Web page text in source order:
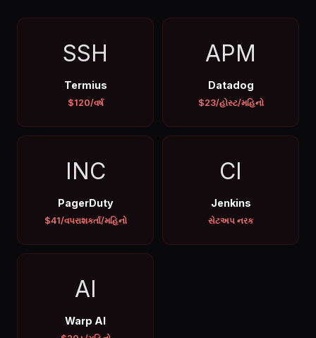
SSH
Termius
$120/વર્ષ
APM
Datadog
$23/હોસ્ટ/મહિનો
INC
PagerDuty
$41/વપરાશકર્તા/મહિનો
CI
Jenkins
સેટઅપ નરક
AI
Warp AI